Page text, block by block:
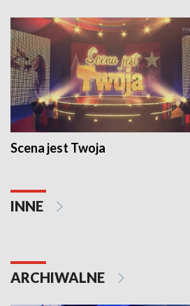
Scena jest Twoja
INNE
ARCHIWALNE